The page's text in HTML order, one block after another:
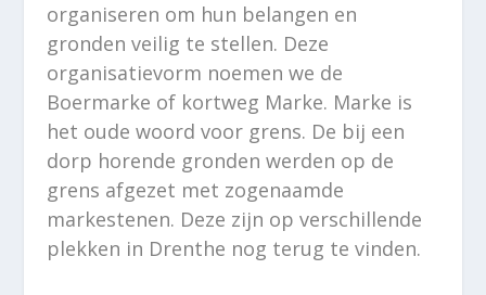
organiseren om hun belangen en
gronden veilig te stellen. Deze
organisatievorm noemen we de
Boermarke of kortweg Marke. Marke is
het oude woord voor grens. De bij een
dorp horende gronden werden op de
grens afgezet met zogenaamde
markestenen. Deze zijn op verschillende
plekken in Drenthe nog terug te vinden.